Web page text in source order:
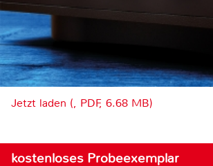
Jetzt laden (, PDF, 6.68 MB)
kostenloses Probeexemplar